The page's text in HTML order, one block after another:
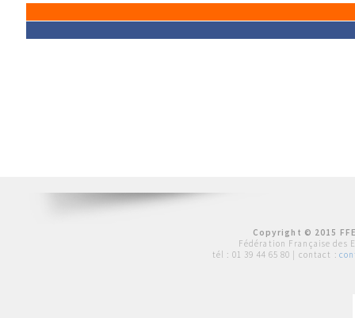
Copyright © 2015
Fédération Française des
tél : 01 39 44 65 80 | contact :